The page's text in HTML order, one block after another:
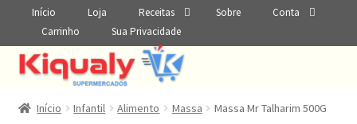
Início Loja Receitas Sobre
Conta
Carrinho
Sua Privacidade
Início Infantil Alimento Massa Massa Mr Talharim 500G